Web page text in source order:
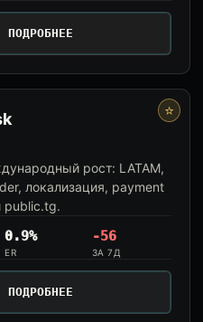
ПОДРОБНЕЕ
⭐
рост: LATAM,
локализация, payment
public.tg.
0.9%
ER
-56
ЗА 7Д
ПОДРОБНЕЕ